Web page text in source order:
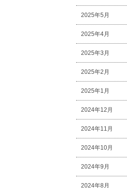
2025年5月
2025年4月
2025年3月
2025年2月
2025年1月
2024年12月
2024年11月
2024年10月
2024年9月
2024年8月